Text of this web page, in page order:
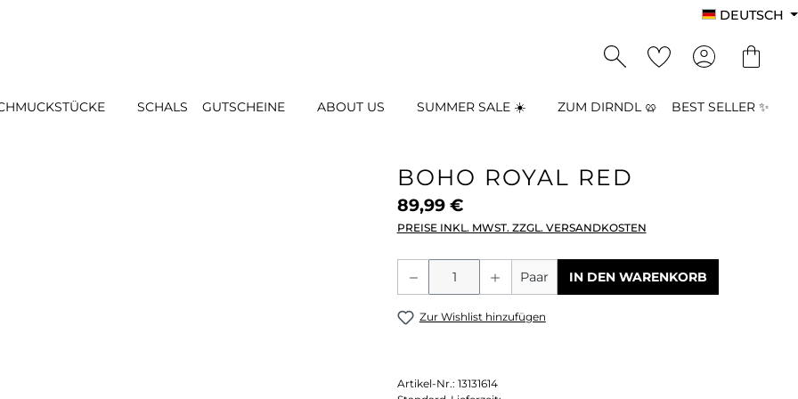
DEUTSCH
SCHALS GUTSCHEINE ABOUT US SUMMER SALE ☀️ ZUM DIRNDL 🥨 BEST SELLER ✨
BOHO ROYAL RED
89,99 €
PREISE INKL. MWST. ZZGL. VERSANDKOSTEN
Produkt Anzahl: Gib den
Paar IN DEN WARENKORB
Zur Wishlist hinzufügen
Artikel-Nr.: 13131614